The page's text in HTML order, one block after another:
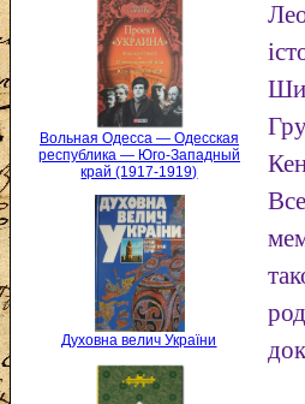
Вольная Одесса — Одесская
республика — Юго-Западный
край (1917-1919)
Духовна велич України